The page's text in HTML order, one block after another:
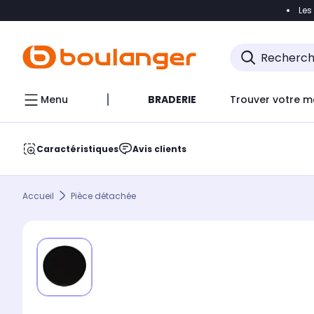
Accéder
Menu BRADERIE Trouver votre
Caractéristiques Avis clients
Accueil Pièce détachée